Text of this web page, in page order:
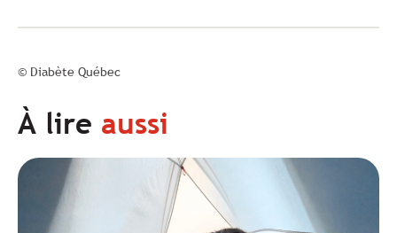
© Diabète Québec
À lire aussi